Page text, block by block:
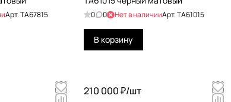
Арт.TA67815 0 0 Нет в наличииАрт.TA61015
В корзину
210 000 ₽/шт